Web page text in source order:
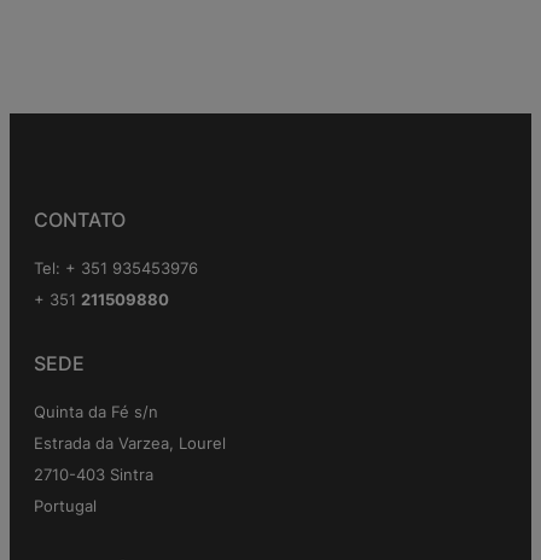
CONTATO
Tel: + 351 935453976
+ 351 211509880
SEDE
Quinta da Fé s/n
Estrada da Varzea, Lourel
2710-403 Sintra
Portugal